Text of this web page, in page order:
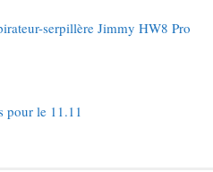
serpillère Jimmy HW8 Pro
pour le 11.11